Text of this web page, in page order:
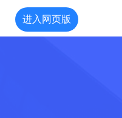
进入网页版